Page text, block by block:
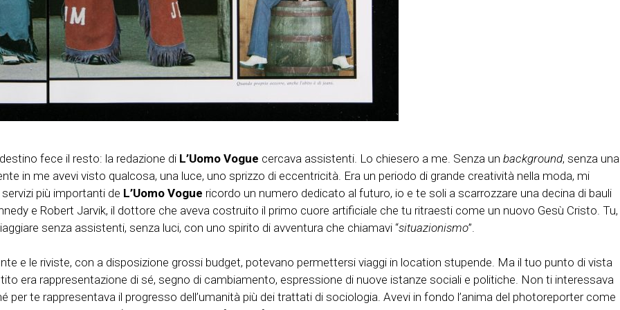
fece il resto: la redazione di L’Uomo Vogue cercava assistenti. Lo chiesero a me. Senza un background, senza una
in me avevi visto qualcosa, una luce, uno sprizzo di eccentricità. Era un periodo di grande creatività nella moda, mi
più importanti de L’Uomo Vogue ricordo un numero dedicato al futuro, io e te soli a scarrozzare una decina di bauli
e Robert Jarvik, il dottore che aveva costruito il primo cuore artificiale che tu ritraesti come un nuovo Gesù Cristo. Tu,
senza assistenti, senza luci, con uno spirito di avventura che chiamavi “situazionismo”.
e le riviste, con a disposizione grossi budget, potevano permettersi viaggi in location stupende. Ma il tuo punto di vista
era rappresentazione di sé, segno di cambiamento, espressione di nuove istanze sociali e politiche. Non ti interessava
te rappresentava il progresso dell’umanità più dei trattati di sociologia. Avevi in fondo l’anima del photoreporter come